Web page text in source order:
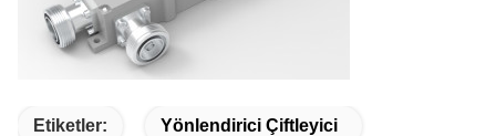
Etiketler: Yönlendirici Çiftleyici